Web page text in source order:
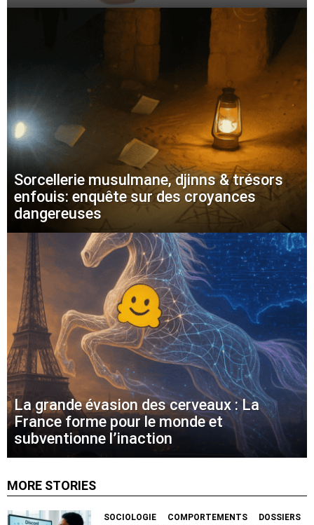
Sorcellerie musulmane, djinns & trésors
enfouis: enquête sur des croyances
dangereuses
La grande évasion des cerveaux : La
France forme pour le monde et
subventionne l’inaction
MORE STORIES
SOCIOLOGIE COMPORTEMENTS
DOSSIERS